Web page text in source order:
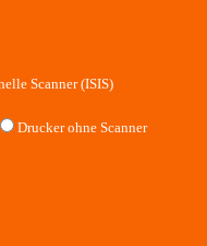
Scanner (ISIS)
Drucker ohne Scanner